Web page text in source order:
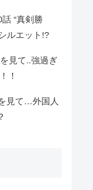
“真剣勝
ルエット!?
見て..強過ぎ
！
見て…外国人